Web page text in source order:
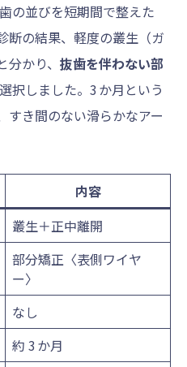
の並びを短期間で整えた
断の結果、軽度の叢生（ガ
かり、 抜歯を伴わない部
択しました。3 か月という
すき間のない滑らかなアー
内容
叢生＋正中離開
部分矯正〈表側ワイヤ
ー〉
なし
約 3 か月